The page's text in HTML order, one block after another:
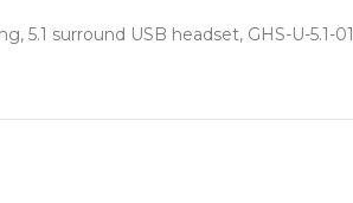
5.1 surround USB headset, GHS-U-5.1-01